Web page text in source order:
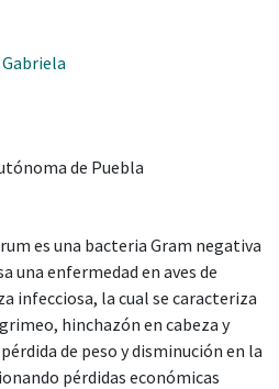
de Puebla
es una bacteria Gram negativa
una enfermedad en aves de
infecciosa, la cual se caracteriza
hinchazón en cabeza y
de peso y disminución en la
pérdidas económicas